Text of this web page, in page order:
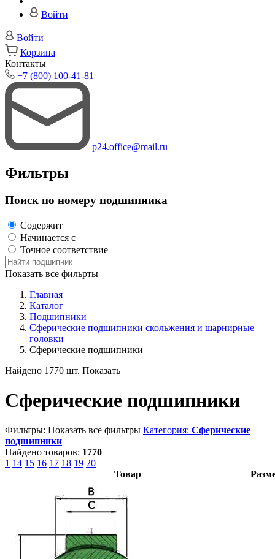
Войти
Войти
Корзина
Контакты
+7 (800) 100-41-81
p24.office@mail.ru
Фильтры
Поиск по номеру подшипника
Содержит
Начинается с
Точное соответствие
Показать все фильрты
Главная
Каталог
Подшипники
Сферические подшипники скольжения и шарнирные
головки
Сферические подшипники
Найдено 1770 шт. Показать
Сферические подшипники
Фильтры: Показать все фильтры Категория: Сферические
подшипники
Найдено товаров: 1770
1 14 15 16 17 18 19 20
Товар